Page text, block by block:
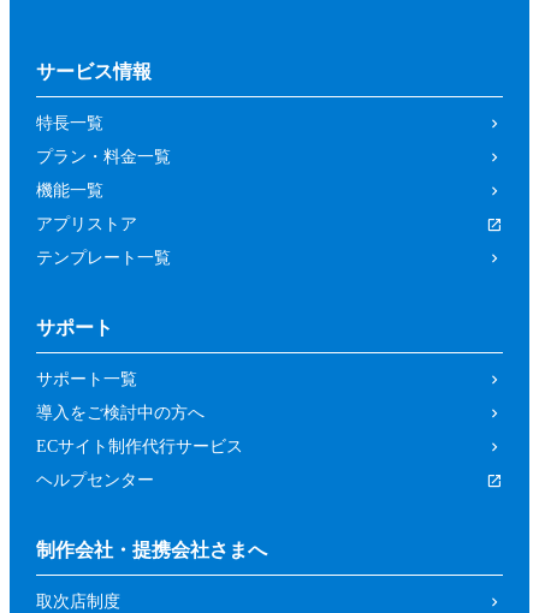
サービス情報
特長一覧
プラン・料金一覧
機能一覧
アプリストア
テンプレート一覧
サポート
サポート一覧
導入をご検討中の方へ
ECサイト制作代行サービス
ヘルプセンター
制作会社・提携会社さまへ
取次店制度